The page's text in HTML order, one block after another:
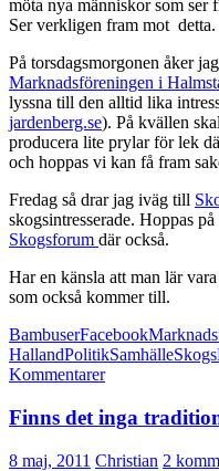
möta nya människor som ser
Ser verkligen fram mot detta.
På torsdagsmorgonen åker
Marknadsföreningen i
lyssna till den alltid lika
jardenberg.se). På kvällen
producera lite prylar för lek
och hoppas vi kan få fram
Fredag så drar jag iväg till
skogsintresserade. Hoppas
Skogsforum där också.
Har en känsla att man lär
som också kommer till.
BambuserFacebook
HallandPolitikSamhälle
Kommentarer
Finns det inga
8 maj, 2011 Christian 2